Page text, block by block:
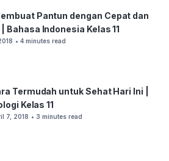
Pantun dengan Cepat dan
Bahasa Indonesia Kelas 11
• 4 minutes read
Termudah untuk Sehat Hari Ini |
Kelas 11
7, 2018 • 3 minutes read